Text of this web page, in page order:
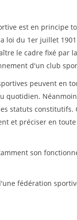
est en principe
loi du 1er juillet
le cadre fixé par
d'un club
peuvent en
quotidien.
statuts constitutifs.
et préciser en
son
fédération